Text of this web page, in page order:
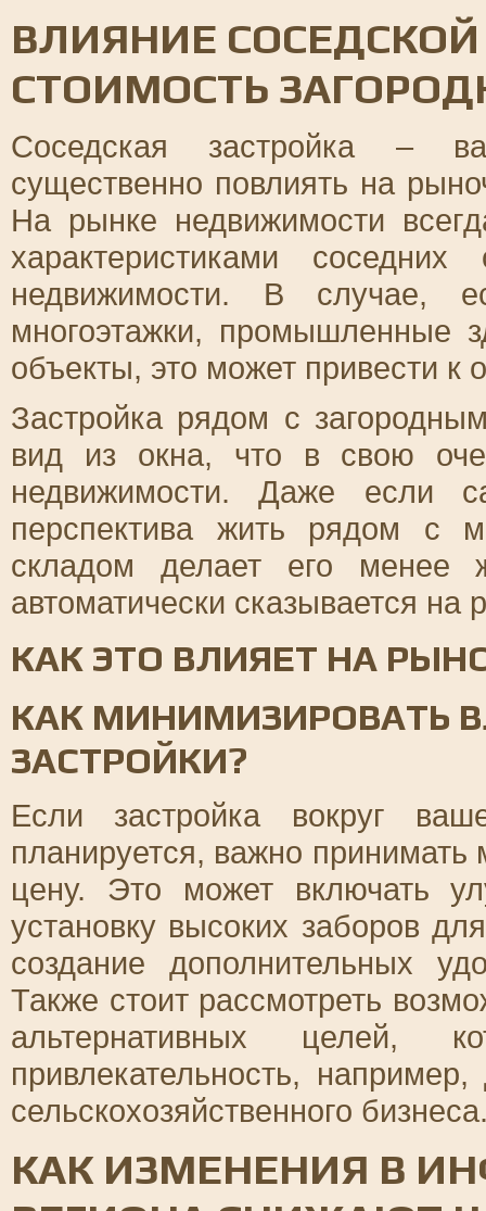
ВЛИЯНИЕ
СТОИМОСТЬ
Соседская застройка –
существенно повлиять на
На рынке недвижимости
характеристиками
недвижимости. В случае,
многоэтажки, промышленные
объекты, это может привести к
Застройка рядом с
вид из окна, что в свою
недвижимости. Даже если
перспектива жить рядом с
складом делает его менее
автоматически сказывается на
КАК ЭТО ВЛИЯЕТ НА
КАК МИНИМИЗИРОВАТЬ
ЗАСТРОЙКИ?
Если застройка вокруг
планируется, важно
цену. Это может включать
установку высоких заборов
создание дополнительных
Также стоит рассмотреть
альтернативных целей,
привлекательность,
сельскохозяйственного
КАК ИЗМЕНЕНИЯ В